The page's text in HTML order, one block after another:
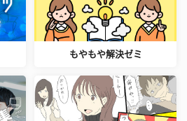
もやもや解決ゼミ